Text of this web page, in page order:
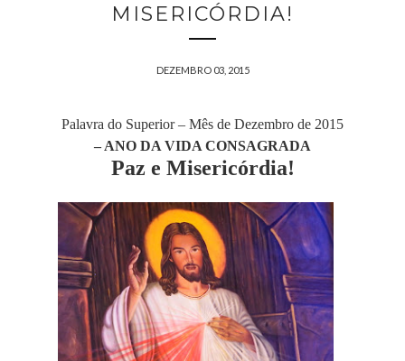
MISERICÓRDIA!
DEZEMBRO 03, 2015
Palavra do Superior – Mês de Dezembro de 2015
– ANO DA VIDA CONSAGRADA
Paz e Misericórdia!